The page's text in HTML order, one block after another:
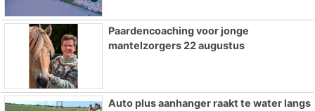
Paardencoaching voor jonge
mantelzorgers 22 augustus
Auto plus aanhanger raakt te water langs